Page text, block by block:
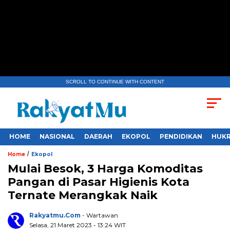
SCROLL TO CONTINUE WITH CONTENT
HOME NASIONAL DAERAH EKOPOL PENDIDIKAN
Home / Ekopol
Mulai Besok, 3 Harga Komoditas
Pangan di Pasar Higienis Kota
Ternate Merangkak Naik
Rakyatmu.com - Wartawan
Selasa, 21 Maret 2023 - 13:24 WIT